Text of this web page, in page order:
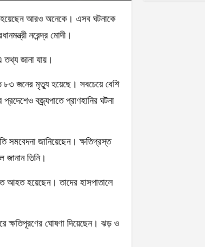
নরেন্দ্র মোদী।
জানা যায়।
৮৩ জনের মৃত্যু হয়েছে। সবচেয়ে বেশি
বজ্র্যপাতে প্রাণহানির ঘটনা
সমবেদনা জানিয়েছেন। ক্ষতিগ্রস্ত
জানান তিনি।
আহত হয়েছেন। তাদের হাসপাতালে
ক্ষতিপূরণের ঘোষণা দিয়েছেন। ঝড় ও